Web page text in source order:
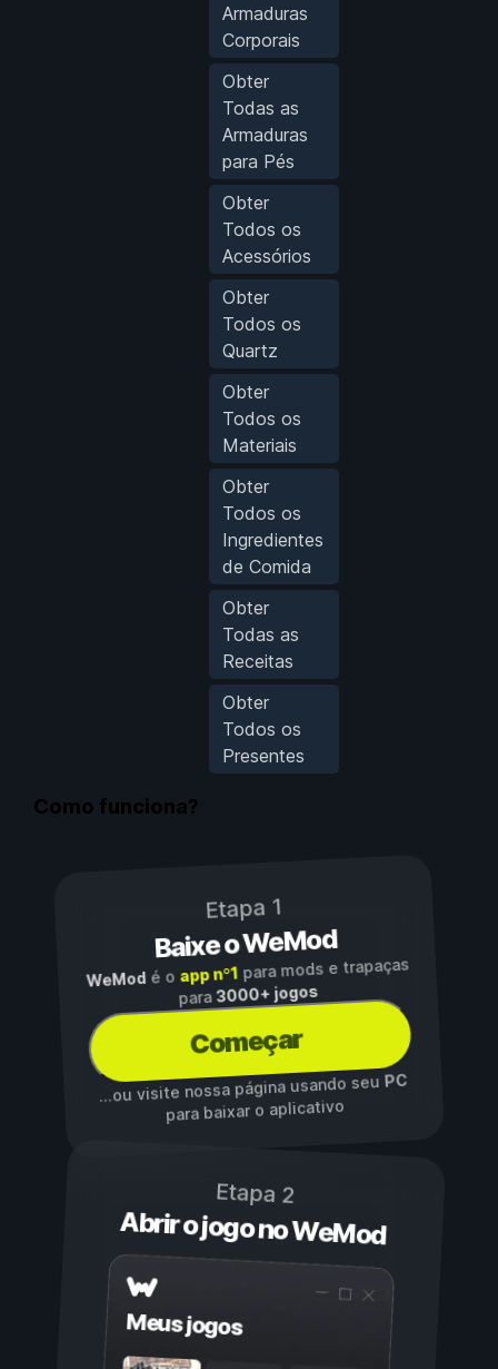
Armaduras
Corporais
Obter
Todas as
Armaduras
para Pés
Obter
Todos os
Acessórios
Obter
Todos os
Quartz
Obter
Todos os
Materiais
Obter
Todos os
Ingredientes
de Comida
Obter
Todas as
Receitas
Obter
Todos os
Presentes
Como funciona?
Etapa 1
Baixe o WeMod
WeModé o app nº1para mods e trapaças
para3000+ jogos
Começar
...ou visite nossa página usando seuPC
para baixar o aplicativo
Etapa 2
Abrir o jogo no WeMod
Meus jogos